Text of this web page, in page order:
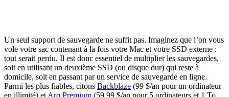
Un seul support de sauvegarde ne suffit pas. Imaginez que l’on vous
vole votre sac contenant à la fois votre Mac et votre SSD externe :
tout serait perdu. Il est donc essentiel de multiplier les sauvegardes,
soit en utilisant un deuxième SSD (ou disque dur) qui reste à
domicile, soit en passant par un service de sauvegarde en ligne.
Parmi les plus fiables, citons Backblaze (99 $/an pour un ordinateur
en illimité) et Arq Premium (59,99 $/an pour 5 ordinateurs et 1 To